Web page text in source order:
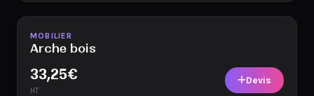
Disponible
MOBILIER
Arche bois
33,25€
HT
Devis